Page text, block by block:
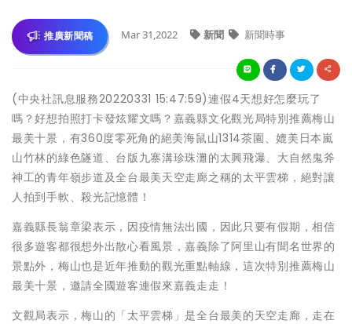
推廣新聞稿 Mar 31,2022 新聞 新聞時事
(中央社訊息服務20220331 15:47:59)連假4天想好怎麼玩了
嗎？好想拍照打卡發炫耀文嗎？嘉義縣文化觀光局特別推薦梅山
最美十景，有360度零死角的絕美海鼠山1314茶園、媲美日本嵐
山竹林的綠色隧道、台版九寨溝珍珠灘的太興飛瀑、大自然鬼斧
神工的青年嶺步道及全台最美天空走廊之稱的太平雲梯，絕對讓
人拍到手軟、殺光記憶體！
嘉義縣長翁章梁表示，因疫情無法出國，因此只要有假期，相信
很多遊客都很想外出散心看風景，嘉義除了阿里山有聞名世界的
景點外，梅山也是近年推動的觀光重點軸線，這次特別推薦梅山
最美十景，邀請全國遊客連假來嘉義走走！
文觀局表示，梅山的「太平雲梯」是全台最美的天空走廊，走在